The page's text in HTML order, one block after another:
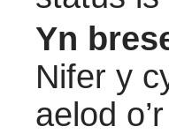
Yn
Nifer y
aelod